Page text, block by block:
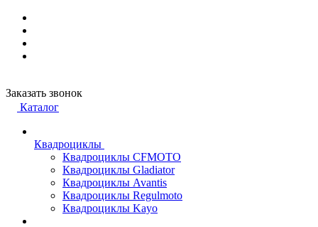
Заказать звонок
Каталог
Квадроциклы
Квадроциклы CFMOTO
Квадроциклы Gladiator
Квадроциклы Avantis
Квадроциклы Regulmoto
Квадроциклы Kayo